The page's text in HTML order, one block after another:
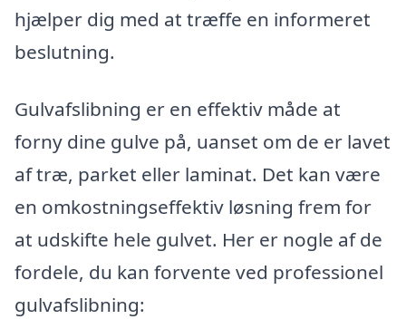
hjælper dig med at træffe en informeret
beslutning.
Gulvafslibning er en effektiv måde at
forny dine gulve på, uanset om de er lavet
af træ, parket eller laminat. Det kan være
en omkostningseffektiv løsning frem for
at udskifte hele gulvet. Her er nogle af de
fordele, du kan forvente ved professionel
gulvafslibning: